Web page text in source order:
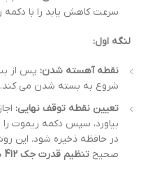
سرعت کاهش یابد را با دکمه
لنگه اول:
نقطه آهسته شدن: پس از
شروع به بسته شدن می
تعیین نقطه توقف نهایی:
بیاورد، سپس دکمه ریموت
در حافظه ذخیره شود. این
صحیح تنظیم قدرت جک 412 در برد 455